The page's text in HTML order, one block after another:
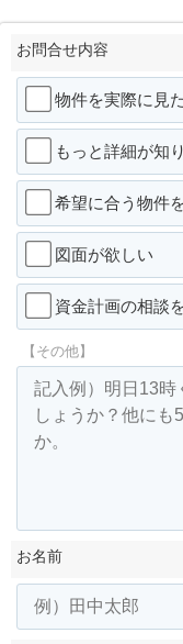
お問合せ内容
物件を実際に見
もっと詳細が知
希望に合う物件
図面が欲しい
資金計画の相談
【その他】
お名前